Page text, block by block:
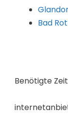
Bad
Benötigte